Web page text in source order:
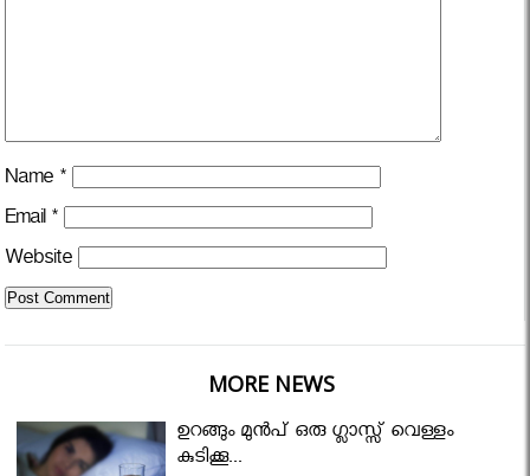
Name *
Email *
Website
MORE NEWS
ഉറങ്ങും മുന്‍പ് ഒരു ഗ്ലാസ്സ് വെള്ളം
കുടിക്കൂ...